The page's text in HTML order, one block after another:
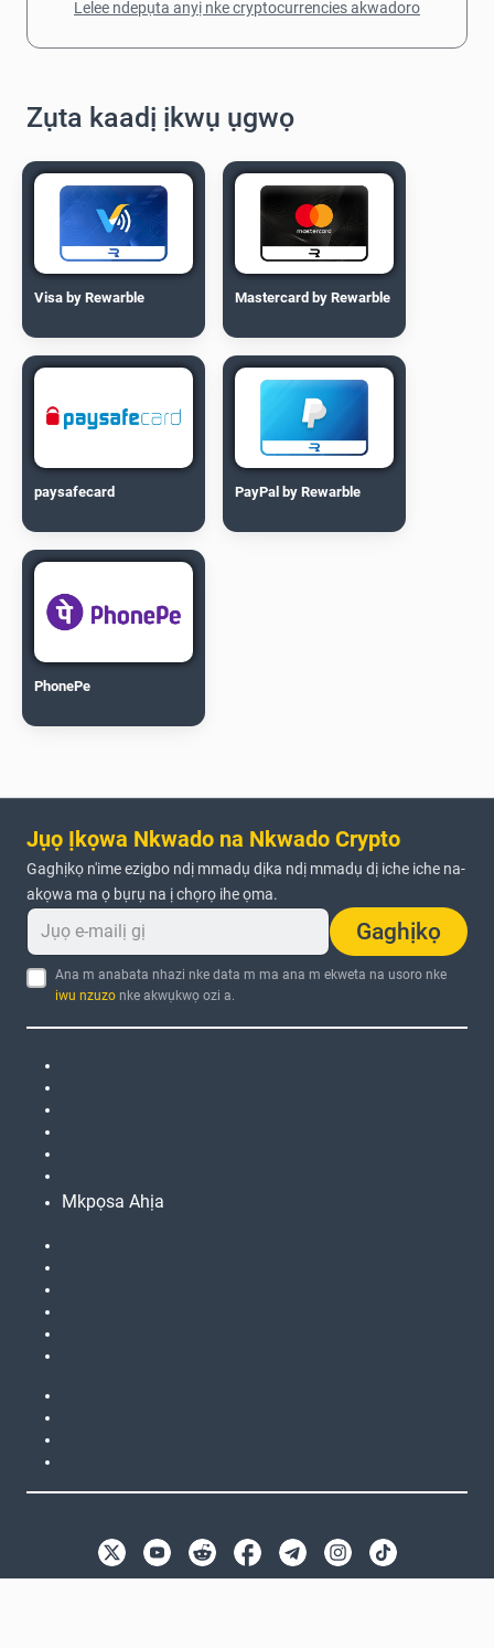
Lelee ndepụta anyị nke cryptocurrencies akwadoro
Zụta kaadị ịkwụ ụgwọ
Visa by Rewarble Mastercard by Rewarble
paysafecard PayPal by Rewarble
PhonePe
Jụọ Ịkọwa Nkwado na Nkwado Crypto
Gaghịkọ n'ime ezigbo ndị mmadụ dịka ndị mmadụ dị iche iche na-
akọwa ma ọ bụrụ na ị chọrọ ihe ọma.
Gaghịkọ
Ana m anabata nhazi nke data m ma ana m ekweta na usoro nke
iwu nzuzo nke akwụkwọ ozi a.
Mkpọsa Ahịa